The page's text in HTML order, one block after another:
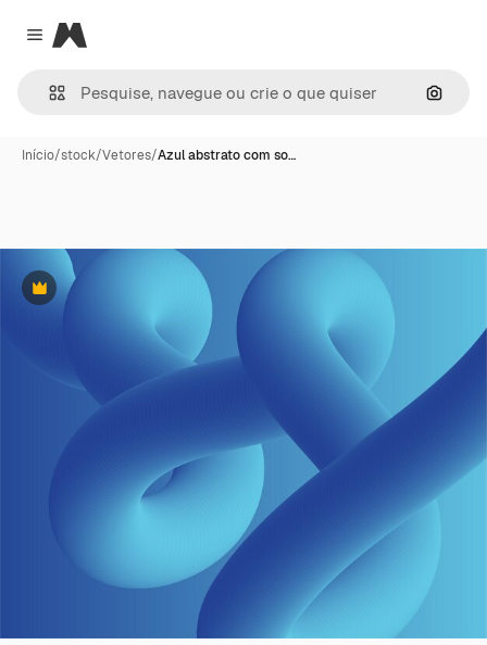
Close menu
Magnific
Início/stock/Vetores/Azul abstrato com so…
Premium